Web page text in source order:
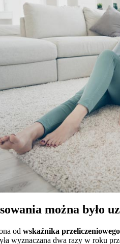
można było
odwskaźnika
wyznaczana dwa razy w roku